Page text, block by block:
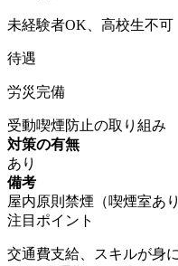
未経験者OK、高校生不可
待遇
労災完備
受動喫煙防止の取り組み
対策の有無
あり
備考
屋内原則禁煙（喫煙室あり
注目ポイント
交通費支給、スキルが身